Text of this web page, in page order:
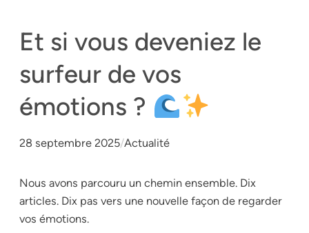
Et si vous deveniez le
surfeur de vos
émotions ?
28 septembre 2025/Actualité
Nous avons parcouru un chemin ensemble. Dix
articles. Dix pas vers une nouvelle façon de regarder
vos émotions.